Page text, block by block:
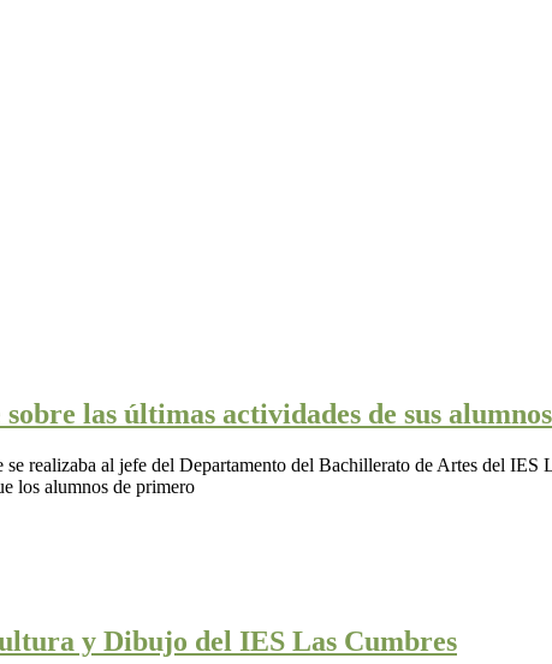
las últimas actividades de sus
realizaba al jefe del Departamento del Bachillerato de Artes del
los alumnos de primero
y Dibujo del IES Las Cumbres